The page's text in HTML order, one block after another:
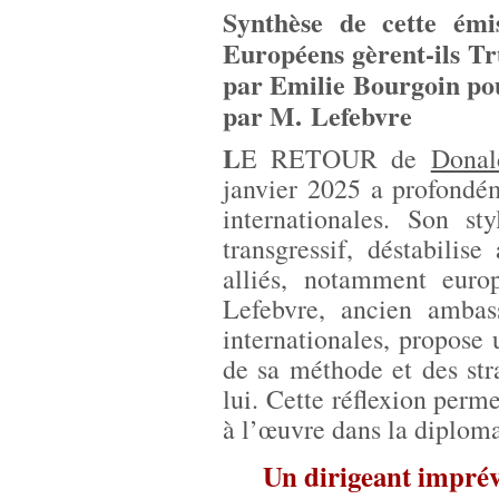
Synthèse de cette
Européens gèrent-ils
par Emilie Bourgoin
par M. Lefebvre
LE RETOUR de
janvier 2025 a
internationales. Son
transgressif,
alliés, notamment
Lefebvre, ancien
internationales, propose
de sa méthode et des
lui. Cette réflexion
à l’œuvre dans la
Un dirigeant